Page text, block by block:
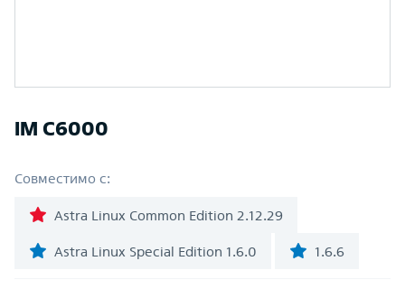
IM C6000
Совместимо с:
Astra Linux Common Edition 2.12.29
Astra Linux Special Edition 1.6.0 1.6.6